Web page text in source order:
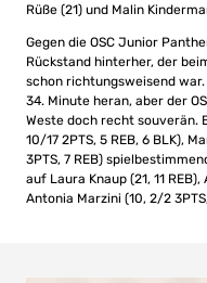
Rüße (21) und Malin
Gegen die OSC Junior
Rückstand hinterher, der
schon richtungsweisend
34. Minute heran, aber der
Weste doch recht souverän.
10/17 2PTS, 5 REB, 6 BLK),
3PTS, 7 REB)
auf Laura Knaup (21, 11
Antonia Marzini (10, 2/2